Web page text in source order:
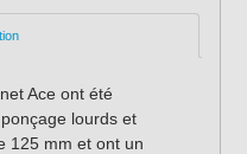
Ace ont été
lourds et
125 mm et ont un